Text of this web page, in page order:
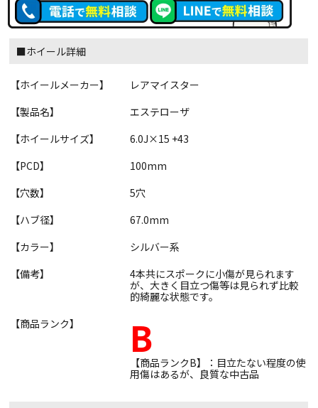
■ホイール詳細
【ホイールメーカー】
レアマイスター
【製品名】
エステローザ
【ホイールサイズ】
6.0J×15 +43
【PCD】
100mm
【穴数】
5穴
【ハブ径】
67.0mm
【カラー】
シルバー系
【備考】
4本共にスポークに小傷が見られます
が、大きく目立つ傷等は見られず比較
的綺麗な状態です。
【商品ランク】
B
【商品ランクB】：目立たない程度の使
用傷はあるが、良質な中古品